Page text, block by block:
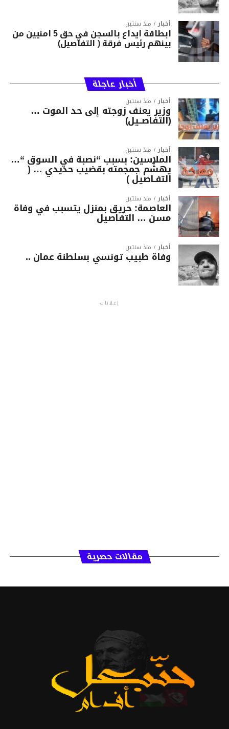
أخبار منذ سنتين
ابطاقة ايداع بالسجن في حق 5 امنيين من
بينهم رئيس فرقة ( التفاصيل)
أخبار عاجلة
أخبار منذ سنتين
وزير يعنف زوجته إلى حد الموت …
(التفاصــيل)
أخبار منذ سنتين
الملاسين: بسبب “نصبة في السوق “…
يهشّم جمجمته بقضيب حديدي … (
التفـاصيل )
أخبار منذ سنتين
العاصمة: حريق بمنزل يتسبب في وفاة
مسن … التفاصيل
أخبار منذ سنتين
وفاة طبيب تونسي بسلطنة عمان ..
إعلانات
مقالات حصرية